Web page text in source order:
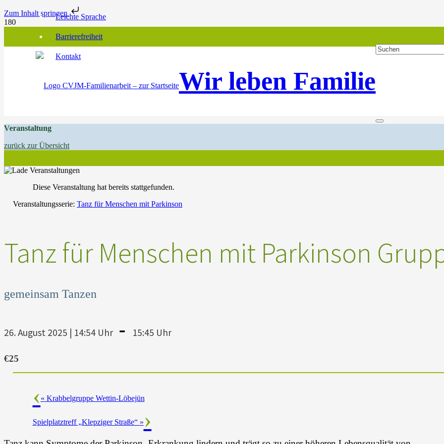
Zum Inhalt springenLeichte Sprache
Barrierefreiheit
Kontakt
Wir leben Familie
Veranstaltung
zurück zur Übersicht
Diese Veranstaltung hat bereits stattgefunden.
Veranstaltungsserie: Tanz für Menschen mit Parkinson
Tanz für Menschen mit Parkinson
gemeinsam Tanzen
26. August 2025 | 14:54 Uhr - 15:45 Uhr
€25
« Krabbelgruppe Wettin-Löbejün
Spielplatztreff „Klepziger Straße“ »